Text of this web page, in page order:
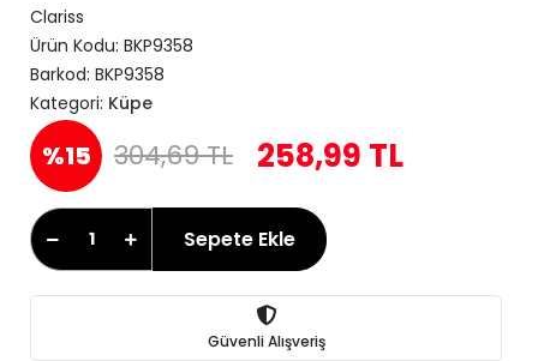
Clariss
Ürün Kodu: BKP9358
Barkod: BKP9358
Kategori: Küpe
%15 304,69 TL 258,99 TL
Sepete Ekle
Güvenli Alışveriş